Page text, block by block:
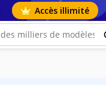
Accès illimité